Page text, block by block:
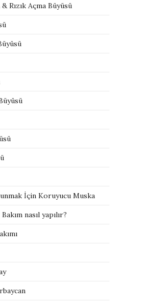
Rızık Açma Büyüsü
İçin Koruyucu Muska
nasıl yapılır?